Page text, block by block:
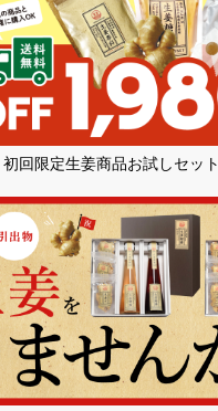
初回限定生姜商品お試しセット